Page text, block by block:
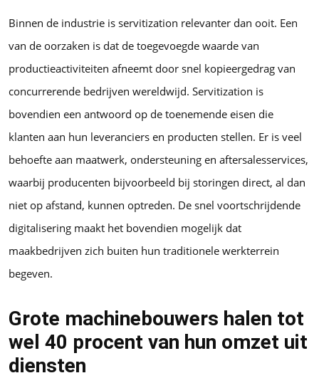
Binnen de industrie is servitization relevanter dan ooit. Een
van de oorzaken is dat de toegevoegde waarde van
productieactiviteiten afneemt door snel kopieergedrag van
concurrerende bedrijven wereldwijd. Servitization is
bovendien een antwoord op de toenemende eisen die
klanten aan hun leveranciers en producten stellen. Er is veel
behoefte aan maatwerk, ondersteuning en aftersalesservices,
waarbij producenten bijvoorbeeld bij storingen direct, al dan
niet op afstand, kunnen optreden. De snel voortschrijdende
digitalisering maakt het bovendien mogelijk dat
maakbedrijven zich buiten hun traditionele werkterrein
begeven.
Grote machinebouwers halen tot
wel 40 procent van hun omzet uit
diensten